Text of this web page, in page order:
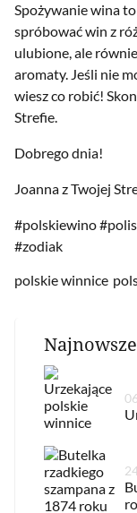
Spożywanie wina
spróbować win z
ulubione, ale
aromaty. Jeśli nie
wiesz co robić!
Strefie.
Dobrego dnia!
Joanna z Twojej
#polskiewino
#zodiak
polskie winnice
Najnowsze